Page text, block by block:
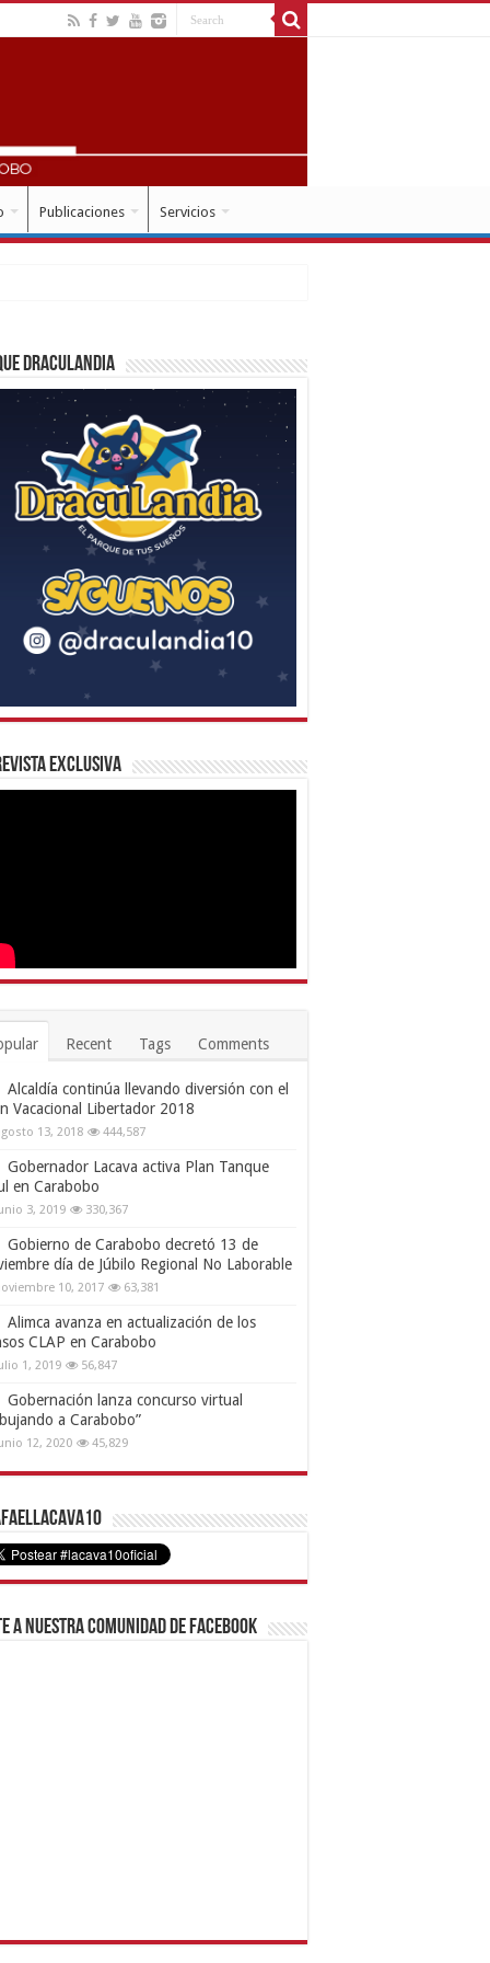
Publicaciones Servicios
Draculandia
Exclusiva
Recent Tags Comments
Alcaldía continúa llevando diversión con el
Vacacional Libertador 2018
13, 2018 444,587
Gobernador Lacava activa Plan Tanque
en Carabobo
3, 2019 330,367
Gobierno de Carabobo decretó 13 de
día de Júbilo Regional No Laborable
10, 2017 63,381
Alimca avanza en actualización de los
CLAP en Carabobo
1, 2019 56,847
Gobernación lanza concurso virtual
a Carabobo”
12, 2020 45,829
a nuestra comunidad de Facebook